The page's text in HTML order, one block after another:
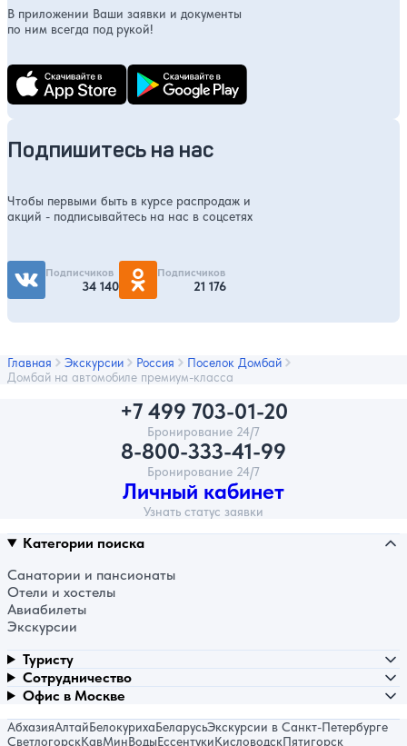
В приложении Ваши заявки и документы
по ним всегда под рукой!
Подпишитесь на нас
Чтобы первыми быть в курсе распродаж и
акций - подписывайтесь на нас в соцсетях
Подписчиков
34 140
Подписчиков
21 176
Главная Экскурсии Россия
Поселок Домбай
Домбай на автомобиле премиум-класса
+7 499 703-01-20
Бронирование 24/7
8-800-333-41-99
Бронирование 24/7
Личный кабинет
Узнать статус заявки
Категории поиска
Санатории и пансионаты
Отели и хостелы
Авиабилеты
Экскурсии
Туристу
Сотрудничество
Офис в Москве
АбхазияАлтайБелокурихаБеларусьЭкскурсии в Санкт-Петербурге
СветлогорскКавМинВодыЕссентукиКисловодскПятигорск